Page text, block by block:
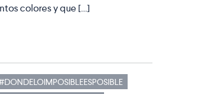
colores y que […]